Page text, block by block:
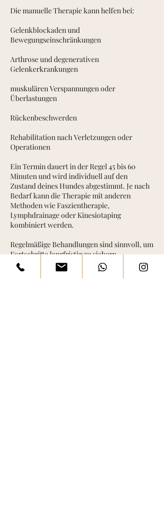
Die manuelle Therapie kann helfen bei:
Gelenkblockaden und
Bewegungseinschränkungen
Arthrose und degenerativen
Gelenkerkrankungen
muskulären Verspannungen oder
Überlastungen
Rückenbeschwerden
Rehabilitation nach Verletzungen oder
Operationen
Ein Termin dauert in der Regel 45 bis 60
Minuten und wird individuell auf den
Zustand deines Hundes abgestimmt. Je nach
Bedarf kann die Therapie mit anderen
Methoden wie Faszientherapie,
Lymphdrainage oder Kinesiotaping
kombiniert werden.
Regelmäßige Behandlungen sind sinnvoll, um
Fortschritte langfristig zu sichern,
Muskulatur aufzubauen und neuen
Problemen vorzubeugen. So trägt die